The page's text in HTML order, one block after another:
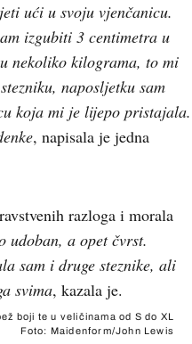
ući u svoju vjenčanicu.
izgubiti 3 centimetra u
nekoliko kilograma, to mi
naposljetku sam
koja mi je lijepo pristajala.
, napisala je jedna
razloga i morala
udoban, a opet čvrst.
sam i druge steznike, ali
svima, kazala je.
boji te u veličinama od S do XL
Foto: Maidenform/John Lewis